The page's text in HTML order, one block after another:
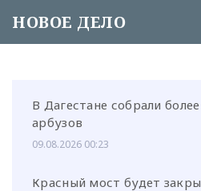
НОВОЕ ДЕЛО
В Дагестане собрали
арбузов
09.08.2026 00:23
Красный мост будет